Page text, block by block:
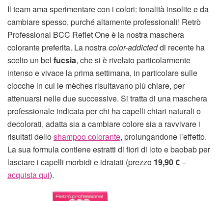
Il team ama sperimentare con i colori: tonalità insolite e da
cambiare spesso, purché altamente professionali! Retrò
Professional BCC Reflet One è la nostra maschera
colorante preferita. La nostracolor-addicteddi recente ha
scelto un bel fucsia, che si è rivelato particolarmente
intenso e vivace la prima settimana, in particolare sulle
ciocche in cui le mèches risultavano più chiare, per
attenuarsi nelle due successive. Si tratta di una maschera
professionale indicata per chi ha capelli chiari naturali o
decolorati, adatta sia a cambiare colore sia a ravvivare i
risultati delloshampoo colorante, prolungandone l’effetto.
La sua formula contiene estratti di fiori di loto e baobab per
lasciare i capelli morbidi e idratati (prezzo 19,90 €–
acquista qui).